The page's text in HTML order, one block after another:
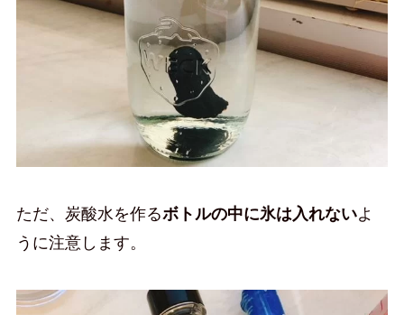
ただ、炭酸水を作るボトルの中に氷は入れないよ
うに注意します。